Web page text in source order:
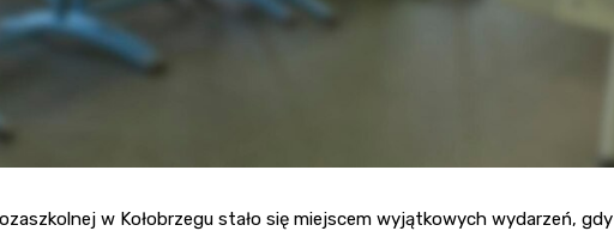
w Kołobrzegu stało się miejscem wyjątkowych wydarzeń, gdy